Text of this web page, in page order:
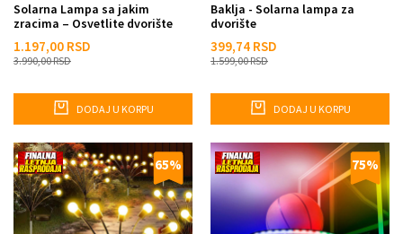
Solarna Lampa sa jakim
zracima – Osvetlite dvorište
1.197,00 RSD
3.990,00RSD
DODAJ U KORPU
Baklja - Solarna lampa za
dvorište
399,74 RSD
1.599,00RSD
DODAJ U KORPU
65% 75%